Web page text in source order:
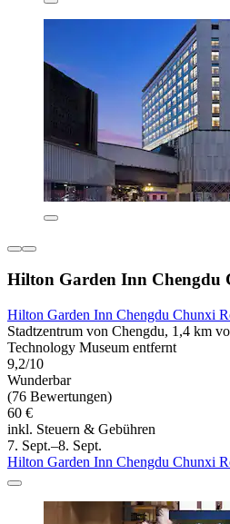
Hilton Garden Inn Chengdu
Hilton Garden Inn Chengdu Chunxi
Stadtzentrum von Chengdu, 1,4 km
Technology Museum entfernt
9,2/10
Wunderbar
(76 Bewertungen)
60 €
inkl. Steuern & Gebühren
7. Sept.–8. Sept.
Hilton Garden Inn Chengdu Chunxi